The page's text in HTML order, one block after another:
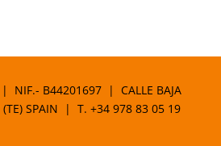
| NIF.- B44201697 | CALLE BAJA
(TE) SPAIN | T.+34 978 83 05 19